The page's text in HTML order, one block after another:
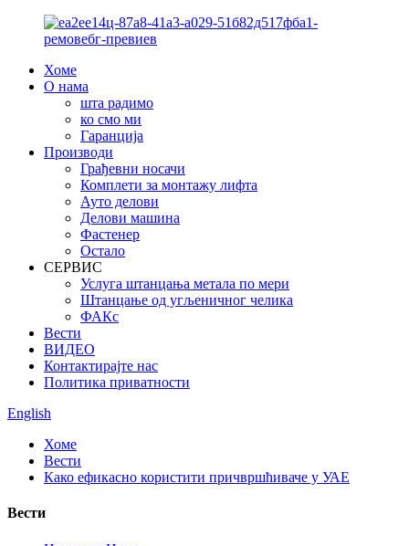
Хоме
О нама
шта радимо
ко смо ми
Гаранција
Производи
Грађевни носачи
Комплети за монтажу лифта
Ауто делови
Делови машина
Фастенер
Остало
СЕРВИС
Услуга штанцања метала по мери
Штанцање од угљеничног челика
ФАКс
Вести
ВИДЕО
Контактирајте нас
Политика приватности
English
Хоме
Вести
Како ефикасно користити причвршћиваче у УАЕ
Вести